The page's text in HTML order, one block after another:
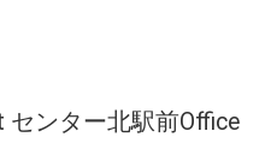
ンター北駅前Office